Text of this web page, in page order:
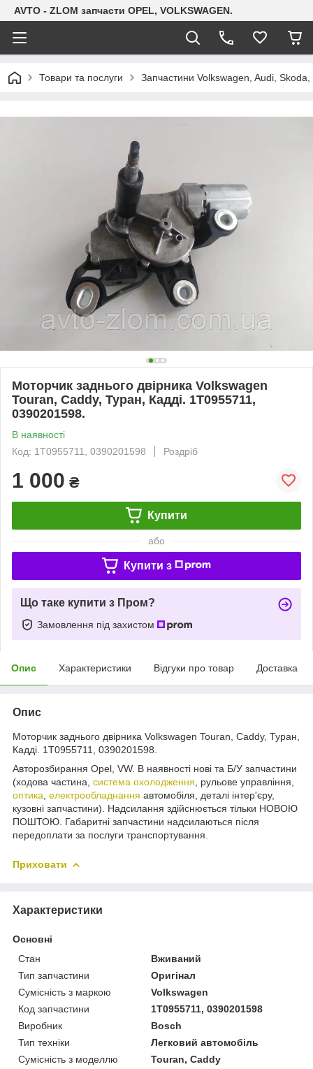
AVTO - ZLOM запчасти OPEL, VOLKSWAGEN.
Товари та послуги Запчастини Volkswagen, Audi, Skoda,
Моторчик заднього двірника Volkswagen
Touran, Caddy, Туран, Кадді. 1T0955711,
0390201598.
В наявності
Код: 1T0955711, 0390201598
Роздріб
1 000 ₴
Купити
або
Купити з
Що таке купити з Пром?
Замовлення під захистом
Опис Характеристики Відгуки про товар Доставка
Опис
Моторчик заднього двірника Volkswagen Touran, Caddy, Туран,
Кадді. 1T0955711, 0390201598.
Авторозбирання Opel, VW. В наявності нові та Б/У запчастини
(ходова частина, система охолодження , рульове управління,
оптика електрообладнання автомобіля, деталі інтер'єру,
кузовні запчастини). Надсилання здійснюється тільки НОВОЮ
ПОШТОЮ. Габаритні запчастини надсилаються після
передоплати за послуги транспортування.
Приховати
Характеристики
Основні
Стан
Вживаний
Тип запчастини
Оригінал
Сумісність з маркою
Volkswagen
Код запчастини
1T0955711, 0390201598
Виробник
Bosch
Тип техніки
Легковий автомобіль
Сумісність з моделлю
Touran, Caddy